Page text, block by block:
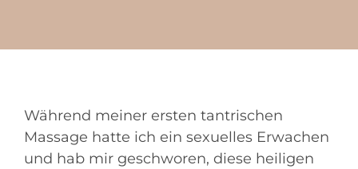
Während meiner ersten tantrischen
Massage hatte ich ein sexuelles Erwachen
und hab mir geschworen, diese heiligen